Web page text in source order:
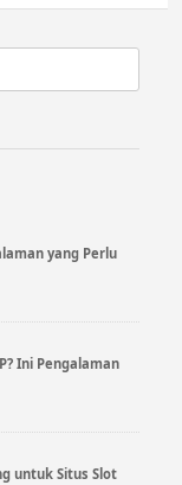
yang Perlu
Ini Pengalaman
untuk Situs Slot